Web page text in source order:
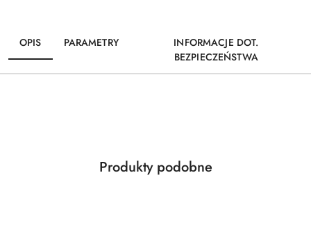
OPIS PARAMETRY
INFORMACJE DOT.
BEZPIECZEŃSTWA
Pomiń karuzelę produktów
Produkty
Produkty podobne